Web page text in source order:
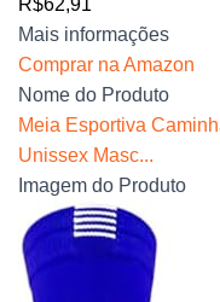
R$62,91
Mais informações
Comprar na Amazon
Nome do Produto
Meia Esportiva
Unissex Masc...
Imagem do Produto